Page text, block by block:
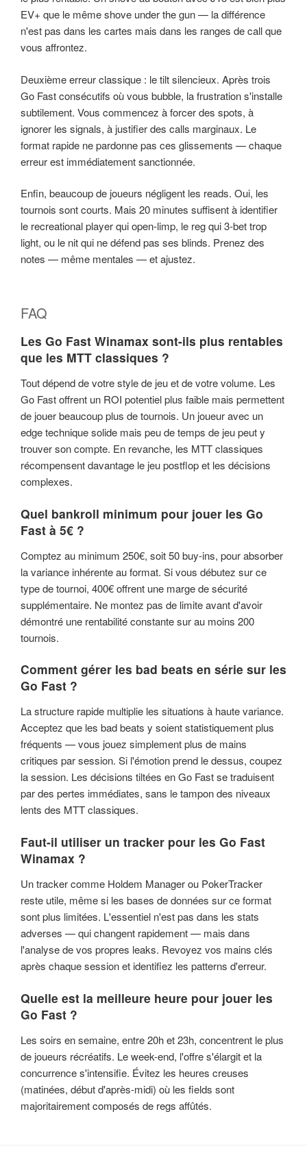
EV+ que le même shove under the gun — la différence
n'est pas dans les cartes mais dans les ranges de call que
vous affrontez.
Deuxième erreur classique : le tilt silencieux. Après trois
Go Fast consécutifs où vous bubble, la frustration s'installe
subtilement. Vous commencez à forcer des spots, à
ignorer les signals, à justifier des calls marginaux. Le
format rapide ne pardonne pas ces glissements — chaque
erreur est immédiatement sanctionnée.
Enfin, beaucoup de joueurs négligent les reads. Oui, les
tournois sont courts. Mais 20 minutes suffisent à identifier
le recreational player qui open-limp, le reg qui 3-bet trop
light, ou le nit qui ne défend pas ses blinds. Prenez des
notes — même mentales — et ajustez.
FAQ
Les Go Fast Winamax sont-ils plus rentables
que les MTT classiques ?
Tout dépend de votre style de jeu et de votre volume. Les
Go Fast offrent un ROI potentiel plus faible mais permettent
de jouer beaucoup plus de tournois. Un joueur avec un
edge technique solide mais peu de temps de jeu peut y
trouver son compte. En revanche, les MTT classiques
récompensent davantage le jeu postflop et les décisions
complexes.
Quel bankroll minimum pour jouer les Go
Fast à 5€ ?
Comptez au minimum 250€, soit 50 buy-ins, pour absorber
la variance inhérente au format. Si vous débutez sur ce
type de tournoi, 400€ offrent une marge de sécurité
supplémentaire. Ne montez pas de limite avant d'avoir
démontré une rentabilité constante sur au moins 200
tournois.
Comment gérer les bad beats en série sur les
Go Fast ?
La structure rapide multiplie les situations à haute variance.
Acceptez que les bad beats y soient statistiquement plus
fréquents — vous jouez simplement plus de mains
critiques par session. Si l'émotion prend le dessus, coupez
la session. Les décisions tiltées en Go Fast se traduisent
par des pertes immédiates, sans le tampon des niveaux
lents des MTT classiques.
Faut-il utiliser un tracker pour les Go Fast
Winamax ?
Un tracker comme Holdem Manager ou PokerTracker
reste utile, même si les bases de données sur ce format
sont plus limitées. L'essentiel n'est pas dans les stats
adverses — qui changent rapidement — mais dans
l'analyse de vos propres leaks. Revoyez vos mains clés
après chaque session et identifiez les patterns d'erreur.
Quelle est la meilleure heure pour jouer les
Go Fast ?
Les soirs en semaine, entre 20h et 23h, concentrent le plus
de joueurs récréatifs. Le week-end, l'offre s'élargit et la
concurrence s'intensifie. Évitez les heures creuses
(matinées, début d'après-midi) où les fields sont
majoritairement composés de regs affûtés.